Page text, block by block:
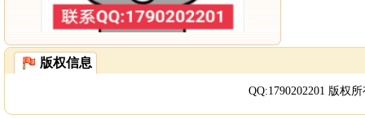
版权信息
QQ:1790202201 版权